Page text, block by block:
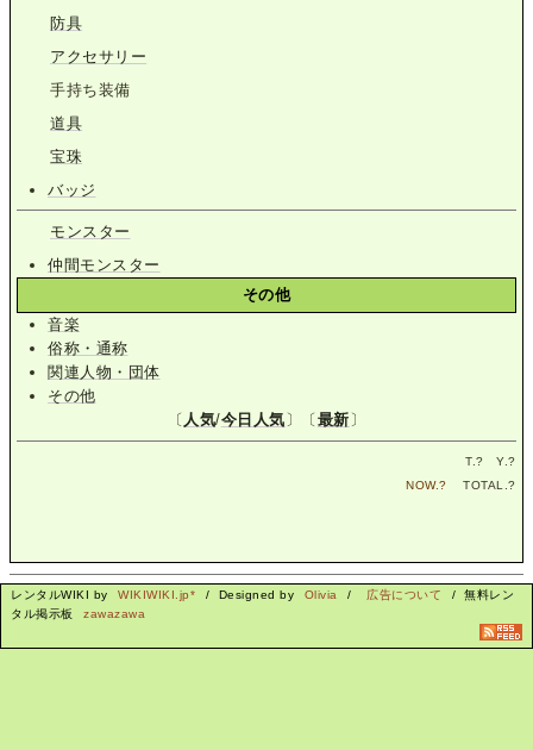
防具
アクセサリー
手持ち装備
道具
宝珠
バッジ
モンスター
仲間モンスター
その他
音楽
俗称・通称
関連人物・団体
その他
〔 人気/今日人気 〕〔 最新 〕
T.? Y.?
NOW.? TOTAL.?
レンタルWIKI by WIKIWIKI.jp* / Designed by Olivia / 広告について
/ 無料レン
タル掲示板
zawazawa